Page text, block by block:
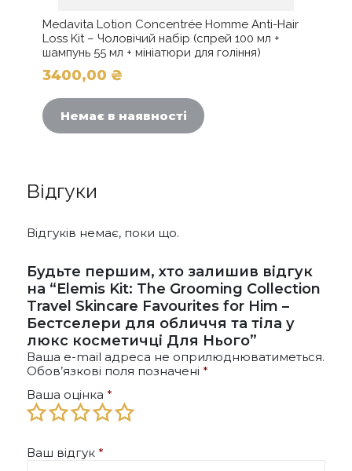
Medavita Lotion Concentrée Homme Anti-Hair
Loss Kit – Чоловічий набір (спрей 100 мл +
шампунь 55 мл + мініатюри для гоління)
3400,00 ₴
Немає в наявності
Відгуки
Відгуків немає, поки що.
Будьте першим, хто залишив відгук
на “Elemis Kit: The Grooming Collection
Travel Skincare Favourites for Him –
Бестселери для обличчя та тіла у
люкс косметичці Для Нього”
Ваша e-mail адреса не оприлюднюватиметься.
Обов’язкові поля позначені *
Ваша оцінка *
Ваш відгук *